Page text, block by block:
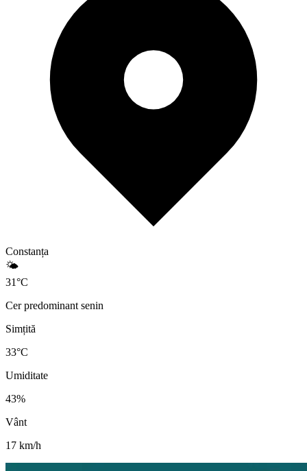
Constanța
🌤️
31°C
Cer predominant senin
Simțită
33°C
Umiditate
43%
Vânt
17 km/h